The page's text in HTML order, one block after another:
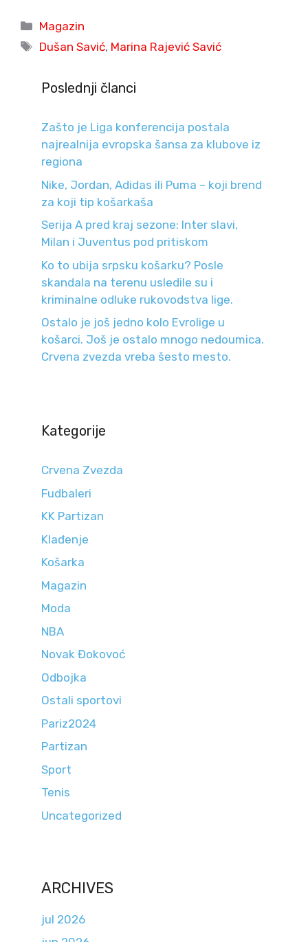
Categories
Magazin
Tags
Dušan Savić, Marina Rajević Savić
Poslednji članci
Zašto je Liga konferencija postala
najrealnija evropska šansa za klubove iz
regiona
Nike, Jordan, Adidas ili Puma – koji brend
za koji tip košarkaša
Serija A pred kraj sezone: Inter slavi,
Milan i Juventus pod pritiskom
Ko to ubija srpsku košarku? Posle
skandala na terenu usledile su i
kriminalne odluke rukovodstva lige.
Ostalo je još jedno kolo Evrolige u
košarci. Još je ostalo mnogo nedoumica.
Crvena zvezda vreba šesto mesto.
Kategorije
Crvena Zvezda
Fudbaleri
KK Partizan
Klađenje
Košarka
Magazin
Moda
NBA
Novak Đokovoć
Odbojka
Ostali sportovi
Pariz2024
Partizan
Sport
Tenis
Uncategorized
ARCHIVES
jul 2026